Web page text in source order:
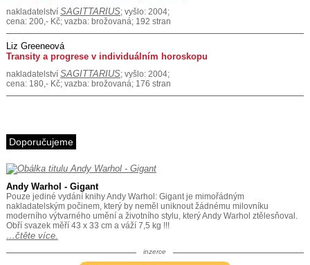
nakladatelství SAGITTARIUS; vyšlo: 2004;
cena: 200,- Kč; vazba: brožovaná; 192 stran
Liz Greeneová
Transity a progrese v individuálním horoskopu
nakladatelství SAGITTARIUS; vyšlo: 2004;
cena: 180,- Kč; vazba: brožovaná; 176 stran
Doporučujeme
Andy Warhol - Gigant
Pouze jediné vydání knihy Andy Warhol: Gigant je mimořádným
nakladatelským počinem, který by neměl uniknout žádnému milovníku
moderního výtvarného umění a životního stylu, který Andy Warhol ztělesňoval.
Obří svazek měří 43 x 33 cm a váží 7,5 kg !!!
…čtěte více.
inzerce